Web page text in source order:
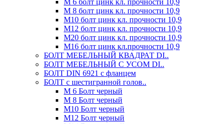
М 6 болт цинк кл. прочности 10,9
М 8 болт цинк кл. прочности 10,9
М10 болт цинк кл. прочности 10,9
М12 болт цинк кл. прочности 10,9
М20 болт цинк кл. прочности 10,9
М16 болт цинк кл.прочности 10,9
БОЛТ МЕБЕЛЬНЫЙ КВАДРАТ DI..
БОЛТ МЕБЕЛЬНЫЙ С УСОМ DI..
БОЛТ DIN 6921 c фланцем
БОЛТ с шестигранной голов..
М 6 Болт черный
М 8 Болт черный
М10 Болт черный
М12 Болт черный